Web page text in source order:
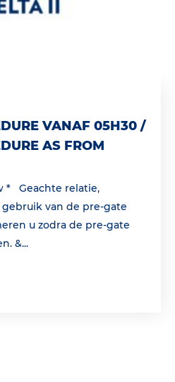
VANAF 05H30 /
AS FROM
* Geachte relatie,
van de pre-gate
u zodra de pre-gate
&...